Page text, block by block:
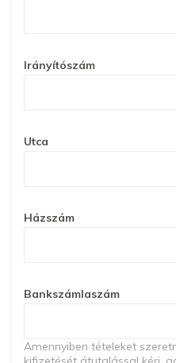
Irányítószám
Utca
Házszám
Bankszámlaszám
Amennyiben tételeket